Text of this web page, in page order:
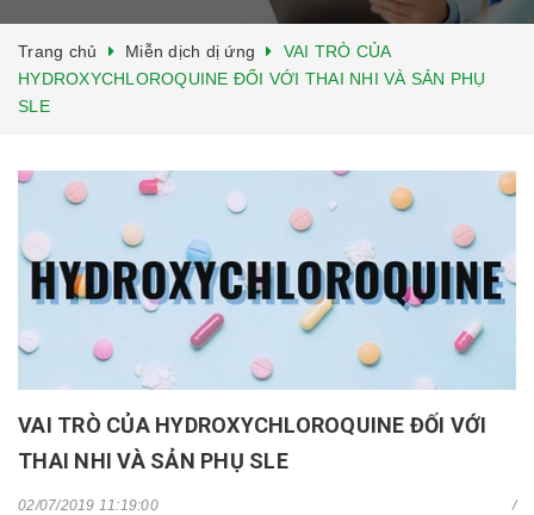
Trang chủ Miễn dịch dị ứng
VAI TRÒ CỦA
HYDROXYCHLOROQUINE ĐỐI VỚI THAI NHI VÀ SẢN PHỤ
SLE
VAI TRÒ CỦA HYDROXYCHLOROQUINE ĐỐI VỚI
THAI NHI VÀ SẢN PHỤ SLE
02/07/2019 11:19:00